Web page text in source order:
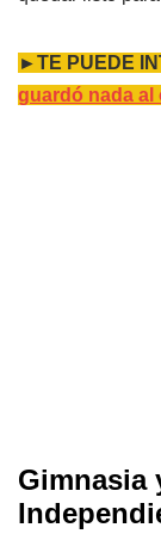
►TE PUEDE
guardó nada al
Gimnasia